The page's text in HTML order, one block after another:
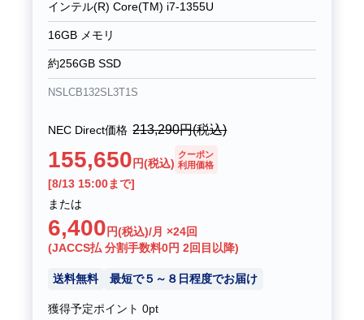
インテル(R) Core(TM) i7-1355U
16GB メモリ
約256GB SSD
NSLCB132SL3T1S
NEC Direct価格 213,290円(税込)
155,650 円(税込)
クーポン
利用価格
[8/13 15:00まで]
または
6,400 円(税込)/月 ×24回
(JACCS払 分割手数料0円 2回目以降)
送料無料 最短で５～８日程度でお届け
獲得予定ポイント 0pt